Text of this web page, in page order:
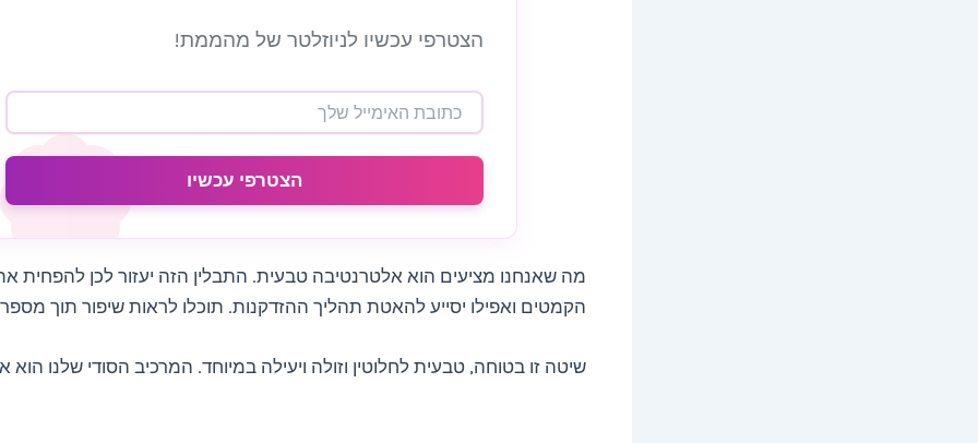
הצטרפי עכשיו לניוזלטר של מהממת!
הצטרפי עכשיו
מה שאנחנו מציעים הוא אלטרנטיבה טבעית. התבלין הזה יעזור לכן להפחית
הקמטים ואפילו יסייע להאטת תהליך ההזדקנות. תוכלו לראות שיפור תוך
שיטה זו בטוחה, טבעית לחלוטין וזולה ויעילה במיוחד. המרכיב הסודי שלנו הוא